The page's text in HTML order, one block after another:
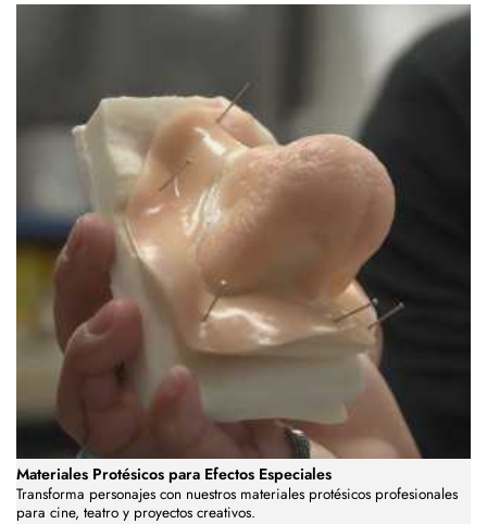
Materiales Protésicos para Efectos Especiales
Transforma personajes con nuestros materiales protésicos profesionales
para cine, teatro y proyectos creativos.